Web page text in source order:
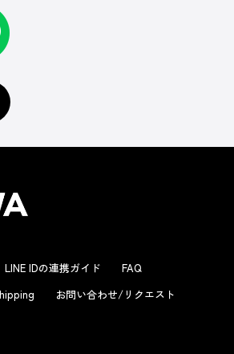
LINE IDの連携ガイド
FAQ
お問い合わせ/リクエスト